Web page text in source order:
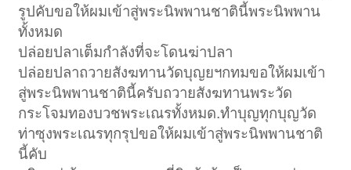
รูปคับขอให้ผมเข้าสู่พระนิพพานชาตินี้พระนิพพาน
ทั้งหมด
ปล่อยปลาเต็มกำลังที่จะโดนฆ่าปลา
ปล่อยปลาถวายสังฆทานวัดบุญยฯกทมขอให้ผมเข้า
สู่พระนิพพานชาตินี้ครับถวายสังฆทานพระวัด
กระโจมทองบวชพระเณรทั้งหมด.ทำบุญทุกบุญวัด
ท่าซุงพระเณรทุกรุปขอให้ผมเข้าสู่พระนิพพานชาติ
นี้คับ